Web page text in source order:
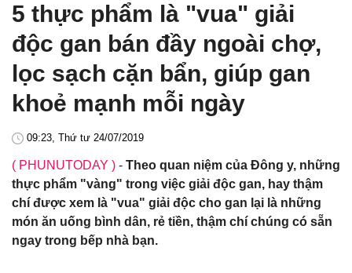
5 thực phẩm là "vua" giải
độc gan bán đầy ngoài chợ,
lọc sạch cặn bẩn, giúp gan
khoẻ mạnh mỗi ngày
09:23, Thứ tư 24/07/2019
( PHUNUTODAY ) - Theo quan niệm của Đông y, những
thực phẩm "vàng" trong việc giải độc gan, hay thậm
chí được xem là "vua" giải độc cho gan lại là những
món ăn uống bình dân, rẻ tiền, thậm chí chúng có sẵn
ngay trong bếp nhà bạn.